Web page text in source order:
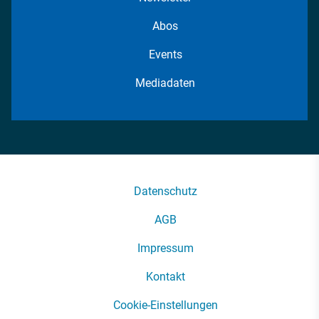
Abos
Events
Mediadaten
Datenschutz
AGB
Impressum
Kontakt
Cookie-Einstellungen